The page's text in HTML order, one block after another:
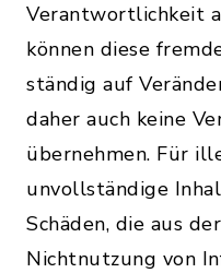
Verantwortlichkeit
können diese
ständig auf
daher auch keine
übernehmen. Für
unvollständige
Schäden, die aus
Nichtnutzung von